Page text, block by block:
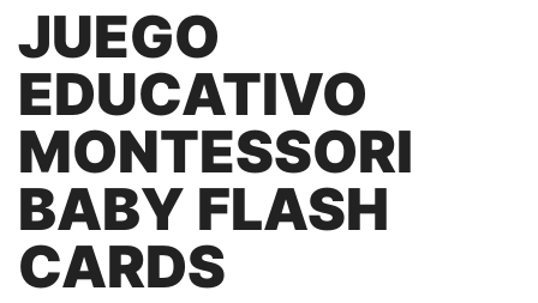
JUEGO
EDUCATIVO
MONTESSORI
BABY FLASH
CARDS